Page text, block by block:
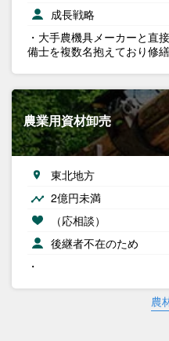
成長戦略
・大手農機具メーカーと直
備士を複数名抱えており修
農業用資材卸売
東北地方
2億円未満
（応相談）
後継者不在のため
・
農